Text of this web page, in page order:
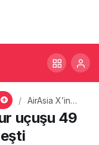
AirAsia X’in
Kuala Lumpur
uçuşu 49 saat
uçuşu 49